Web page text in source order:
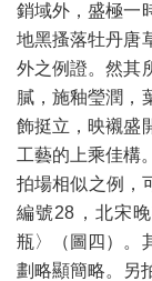
銷域外，盛極一
地黑搔落牡丹唐
外之例證。然其
膩，施釉瑩潤，
飾挺立，映襯盛
工藝的上乘佳構。
拍場相似之例，
編號28，北宋
瓶〉（圖四）。
劃略顯簡略。另